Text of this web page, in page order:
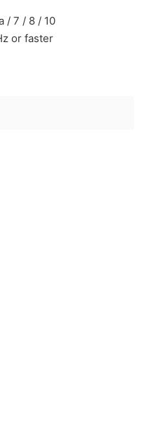
/ 7 / 8 / 10
or faster